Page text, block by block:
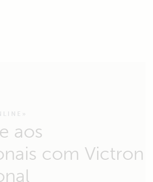
aos
com Victron